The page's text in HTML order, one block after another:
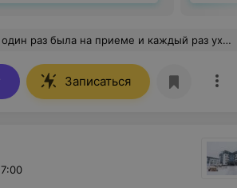
грамотного специалиста, готового разобраться в любой проблеме и помочь чувствовать себя здоровым и счастливым
Записаться